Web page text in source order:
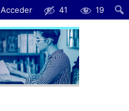
Acceder 41 19